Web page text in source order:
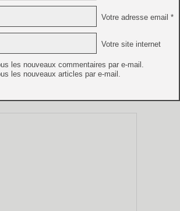
Votre adresse email *
Votre site internet
les nouveaux commentaires par e-mail.
les nouveaux articles par e-mail.